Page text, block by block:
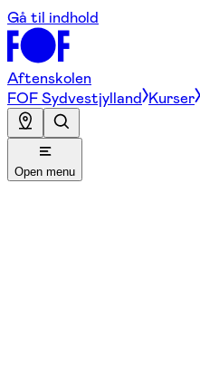
Gå til indhold
Aftenskolen
FOF Sydvestjylland Kurser
Open menu